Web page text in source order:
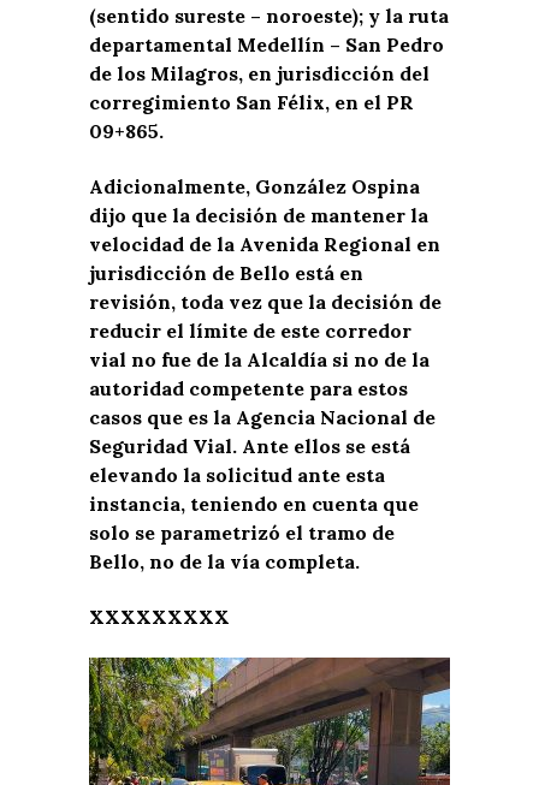
(sentido sureste – noroeste); y la ruta
departamental Medellín – San Pedro
de los Milagros, en jurisdicción del
corregimiento San Félix, en el PR
09+865.
Adicionalmente, González Ospina
dijo que la decisión de mantener la
velocidad de la Avenida Regional en
jurisdicción de Bello está en
revisión, toda vez que la decisión de
reducir el límite de este corredor
vial no fue de la Alcaldía si no de la
autoridad competente para estos
casos que es la Agencia Nacional de
Seguridad Vial. Ante ellos se está
elevando la solicitud ante esta
instancia, teniendo en cuenta que
solo se parametrizó el tramo de
Bello, no de la vía completa.
XXXXXXXXX